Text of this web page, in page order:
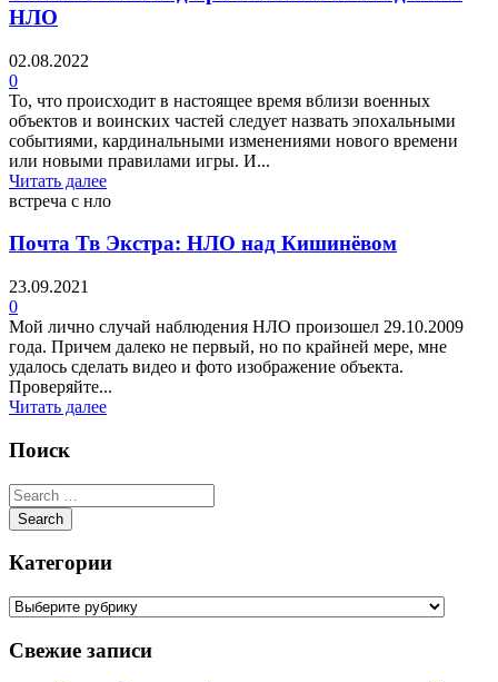
НЛО
02.08.2022
0
То, что происходит в настоящее время вблизи военных
объектов и воинских частей следует назвать эпохальными
событиями, кардинальными изменениями нового времени
или новыми правилами игры. И...
Читать далее
встреча с нло
Почта Тв Экстра: НЛО над Кишинёвом
23.09.2021
0
Мой лично случай наблюдения НЛО произошел 29.10.2009
года. Причем далеко не первый, но по крайней мере, мне
удалось сделать видео и фото изображение объекта.
Проверяйте...
Читать далее
Поиск
Категории
Свежие записи